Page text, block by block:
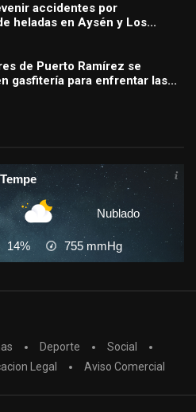
accidentes por
heladas en Aysén y Los...
de Puerto Ramírez se
gasfitería para enfrentar las...
Tempe
Nublado
14% 755 mmHg
Deporte
Social
Legal Aviso Comercial